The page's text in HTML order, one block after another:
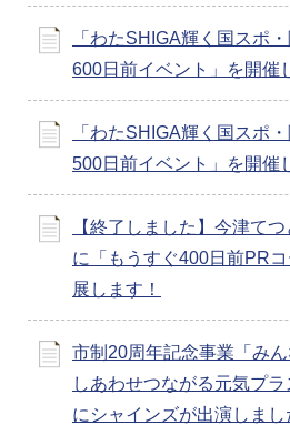
「わたSHIGA輝く国スポ
600日前イベント」を開催
「わたSHIGA輝く国スポ
500日前イベント」を開催
【終了しました】今津て
に「もうすぐ400日前PR
展します！
市制20周年記念事業「みん
しあわせつながる元気プラ
にシャインズが出演しまし